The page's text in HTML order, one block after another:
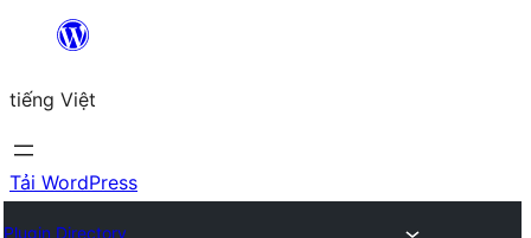
Chuyển
phần
nội
dung
tiếng Việt
Tải WordPress
Plugin Directory